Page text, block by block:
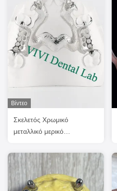
Βίντεο
Σκελετός Χρωμικό
μεταλλικό μερικό
σχεδιασμό οδοντόφυλλου
CoCr